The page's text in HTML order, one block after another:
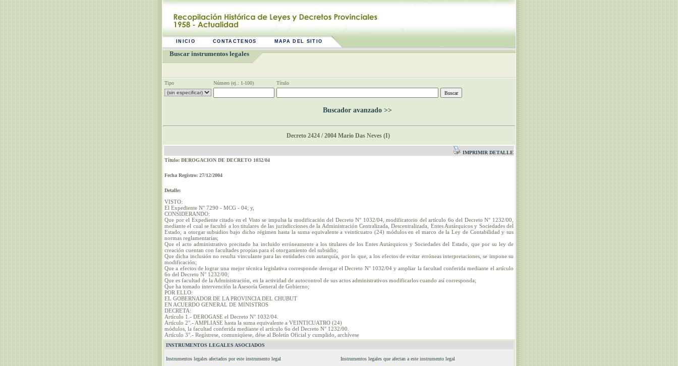
INICIO CONTACTENOS MAPA DEL SITIO
Buscar instrumentos legales
Tipo Número (ej.: 1-100) Título
Buscador avanzado >>
Decreto 2424 / 2004 Mario Das Neves (I)
IMPRIMIR DETALLE
Título: DEROGACION DE DECRETO 1032/04
Fecha Registro: 27/12/2004
Detalle:
VISTO:
El Expediente N° 7290 - MCG - 04; y,
CONSIDERANDO:
Que por el Expediente citado en el Visto se impulsa la modificación del Decreto N° 1032/04, modificatorio del artículo 6o del Decreto N° 1232/00,
mediante el cual se facultó a los titulares de las jurisdicciones de la Administración Centralizada, Descentralizada, Entes Autárquicos y Sociedades del
Estado, a otorgar subsidios bajo dicho régimen hasta la suma equivalente a veinticuatro (24) módulos en el marco de la Ley de Contabilidad y sus
normas reglamentarias;
Que el acto administrativo precitado ha incluido erróneamente a los titulares de los Entes Autárquicos y Sociedades del Estado, que por su ley de
creación cuentan con facultades propias para el otorgamiento del subsidio;
Que dicha inclusión no resulta vinculante para las entidades con autarquía, por lo que, a los efectos de evitar erróneas interpretaciones, se impone su
modificación;
Que a efectos de lograr una mejor técnica legislativa corresponde derogar el Decreto N° 1032/04 y ampliar la facultad conferida mediante el artículo
6o del Decreto N° 1232/00;
Que es facultad de la Administración, en la actividad de autocontrol de sus actos administrativos modificarlos cuando así corresponda;
Que ha tomado intervención la Asesoría General de Gobierno;
POR ELLO:
EL GOBERNADOR DE LA PROVINCIA DEL CHUBUT
EN ACUERDO GENERAL DE MINISTROS
DECRETA:
Artículo 1.- DEROGASE el Decreto N° 1032/04.
Artículo 2°.- AMPLIASE hasta la suma equivalente a VEINTICUATRO (24)
módulos, la facultad conferida mediante el artículo 6o del Decreto N° 1232/00.
Artículo 3°.- Regístrese, comuniqúese, dése al Boletín Oficial y cumplido, archívese
INSTRUMENTOS LEGALES ASOCIADOS
Instrumentos legales afectados por este instrumento legal
Instrumentos legales que afectan a este instrumento legal